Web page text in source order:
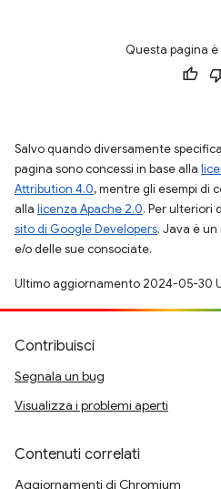
Questa pagina
Salvo quando diversamente
pagina sono concessi in base alla
Attribution 4.0, mentre gli esempi di
alla licenza Apache 2.0. Per ulteriori
sito di Google Developers. Java è
e/o delle sue consociate.
Ultimo aggiornamento 2024-05-30
Contribuisci
Segnala un bug
Visualizza i problemi aperti
Contenuti correlati
Aggiornamenti di Chromium